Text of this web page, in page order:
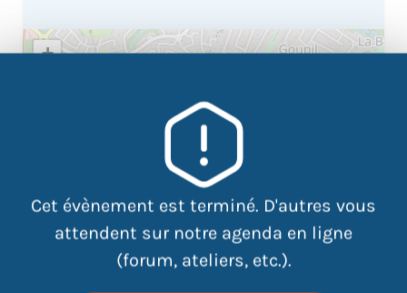
Cet évènement est terminé. D'autres vous
attendent sur notre agenda en ligne
(forum, ateliers, etc.).
5bis Av. de l'Angevinière, 44800
+